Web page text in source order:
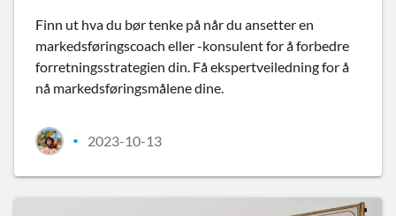
Finn ut hva du bør tenke på når du ansetter en
markedsføringscoach eller -konsulent for å forbedre
forretningsstrategien din. Få ekspertveiledning for å
nå markedsføringsmålene dine.
• 2023-10-13